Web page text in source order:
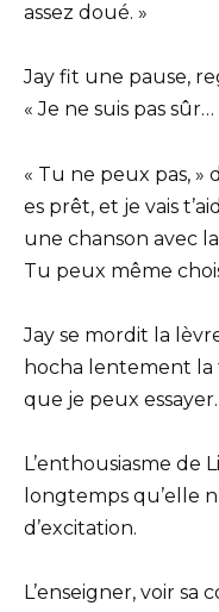
assez doué. »
Jay fit une pause,
« Je ne suis pas
« Tu ne peux pas, »
es prêt, et je vais
une chanson avec
Tu peux même
Jay se mordit la
hocha lentement la
que je peux essayer.
L’enthousiasme de
longtemps qu’elle
d’excitation.
L’enseigner, voir sa